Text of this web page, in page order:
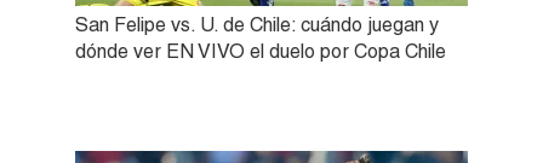
San Felipe vs. U. de Chile: cuándo juegan y
dónde ver EN VIVO el duelo por Copa Chile